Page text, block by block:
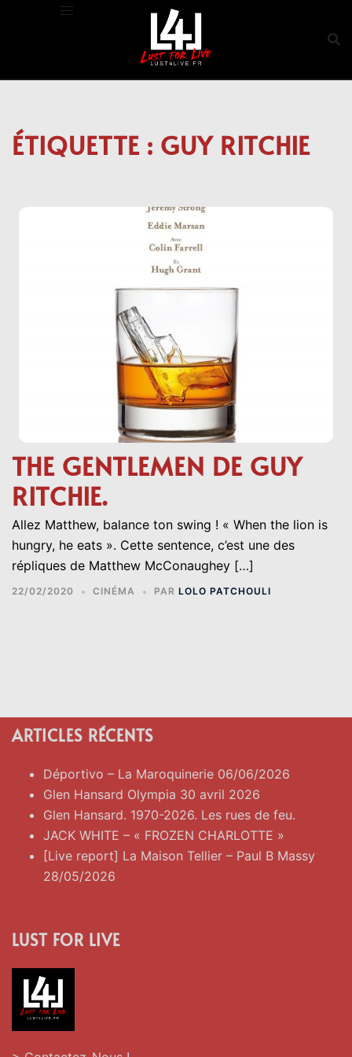
ÉTIQUETTE : GUY RITCHIE
THE GENTLEMEN DE GUY
RITCHIE.
Allez Matthew, balance ton swing ! « When the lion is
hungry, he eats ». Cette sentence, c’est une des
répliques de Matthew McConaughey […]
22/02/2020 CINÉMA PAR LOLO PATCHOULI
ARTICLES RÉCENTS
Déportivo – La Maroquinerie 06/06/2026
Glen Hansard Olympia 30 avril 2026
Glen Hansard. 1970-2026. Les rues de feu.
JACK WHITE – « FROZEN CHARLOTTE »
[Live report] La Maison Tellier – Paul B Massy
28/05/2026
LUST FOR LIVE